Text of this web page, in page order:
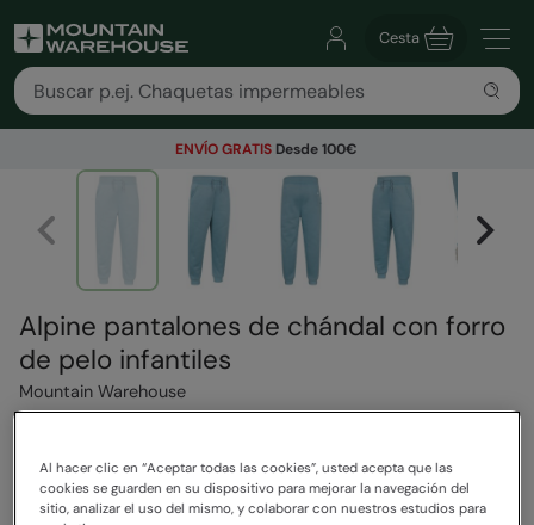
Cesta
ENVÍO GRATISDesde 100€
Alpine pantalones de chándal con forro
de pelo infantiles
Mountain Warehouse
32,99 €Ahorra 20%
26,39 €
Al hacer clic en “Aceptar todas las cookies”, usted acepta que las
cookies se guarden en su dispositivo para mejorar la navegación del
sitio, analizar el uso del mismo, y colaborar con nuestros estudios para